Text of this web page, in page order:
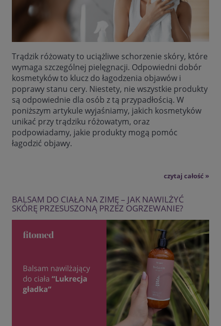
Trądzik różowaty to uciążliwe schorzenie skóry, które
wymaga szczególnej pielęgnacji. Odpowiedni dobór
kosmetyków to klucz do łagodzenia objawów i
poprawy stanu cery. Niestety, nie wszystkie produkty
są odpowiednie dla osób z tą przypadłością. W
poniższym artykule wyjaśniamy, jakich kosmetyków
unikać przy trądziku różowatym, oraz
podpowiadamy, jakie produkty mogą pomóc
łagodzić objawy.
czytaj całość »
BALSAM DO CIAŁA NA ZIMĘ – JAK NAWILŻYĆ
SKÓRĘ PRZESUSZONĄ PRZEZ OGRZEWANIE?